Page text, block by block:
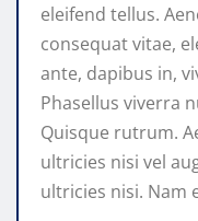
eleifend tellus.
consequat vitae,
ante, dapibus in,
Phasellus viverra
Quisque rutrum.
ultricies nisi vel
ultricies nisi. Nam